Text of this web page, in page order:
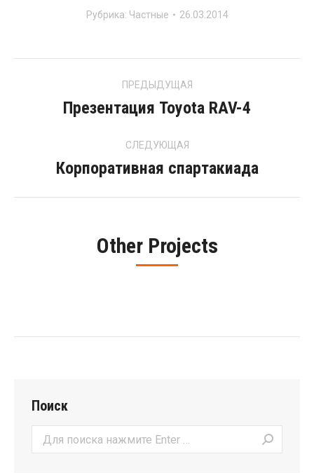
Рубрика: Частные 26.03.2014
navigation
ПРЕДЫДУЩАЯ
Previous
Презентация Toyota RAV-4
СЛЕДУЮЩАЯ
Next
Корпоративная спартакиада
Other Projects
Поиск
Поиск: